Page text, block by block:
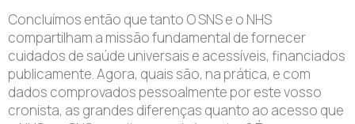
Concluímos então que tanto O SNS e o NHS
compartilham a missão fundamental de fornecer
cuidados de saúde universais e acessíveis, financiados
publicamente. Agora, quais são, na prática, e com
dados comprovados pessoalmente por este vosso
cronista, as grandes diferenças quanto ao acesso que